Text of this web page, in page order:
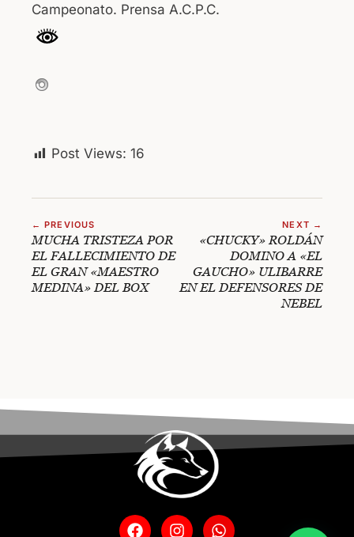
Campeonato. Prensa A.C.P.C.
Post Views: 16
← PREVIOUS
MUCHA TRISTEZA POR
EL FALLECIMIENTO DE
EL GRAN «MAESTRO
MEDINA» DEL BOX
NEXT →
«CHUCKY» ROLDÁN
DOMINO A «EL
GAUCHO» ULIBARRE
EN EL DEFENSORES DE
NEBEL